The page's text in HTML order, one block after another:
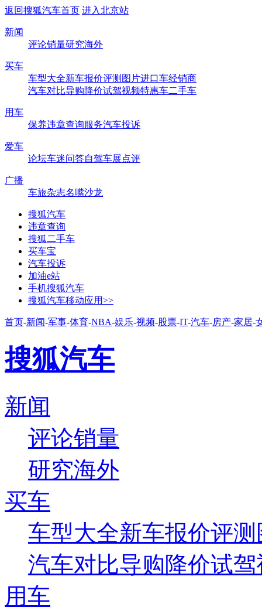
返回搜狐汽车首页 进入北京站
新闻
评论销量研究海外
买车
车型大全新车报价评测 图片进口车经销商
汽车对比导购降价试驾视频特惠车二手车
用车
保养违章查询服务汽车投诉
爱车
论坛车迷问答自驾车展点评
广播
车旅杂志名嘴沙龙
搜狐汽车
违章查询
搜狐二手车
买车宝
汽车投诉
加油e站
手机搜狐汽车
搜狐汽车移动应用>>
首页-新闻-军事-体育-NBA-娱乐-视频-股票-IT-汽车-房产-家居-
搜狐汽车
新闻
评论销量
研究海外
买车
车型大全新车报价评测
汽车对比导购降价试驾
用车